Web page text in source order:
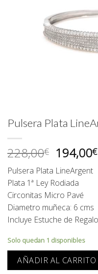
Pulsera Plata
228,00€ El
precio
original
era:
228,00€.
194,00€
Pulsera Plata LineArgent
Plata 1ª Ley Rodiada
Circonitas Micro Pavé
Diametro muñeca: 6 cms
Incluye Estuche de Regalo
Solo quedan 1 disponibles
AÑADIR AL CARRITO